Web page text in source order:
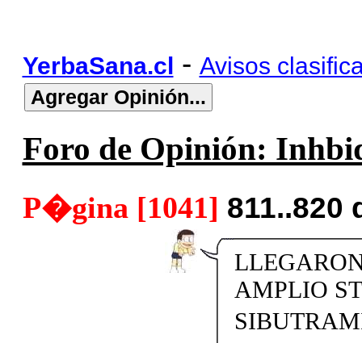
YerbaSana.cl - Avisos
Foro de Opinión:
P�gina [1041] 811..820
AMPLIO